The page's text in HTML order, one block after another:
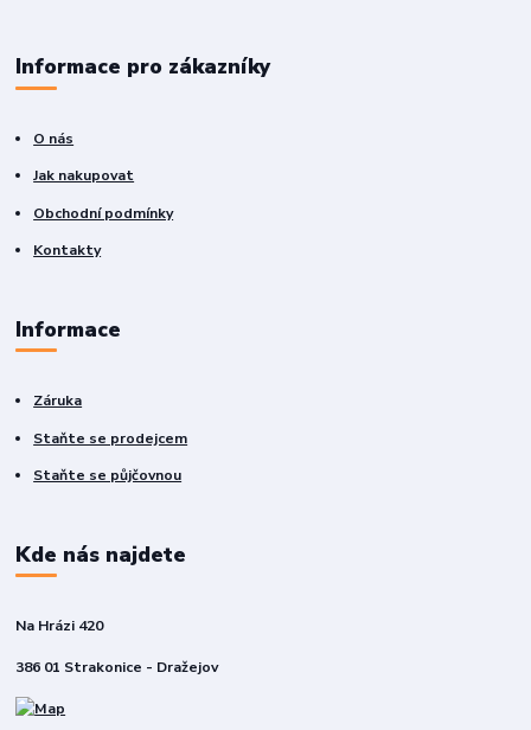
Informace pro zákazníky
O nás
Jak nakupovat
Obchodní podmínky
Kontakty
Informace
Záruka
Staňte se prodejcem
Staňte se půjčovnou
Kde nás najdete
Na Hrázi 420
386 01 Strakonice - Dražejov